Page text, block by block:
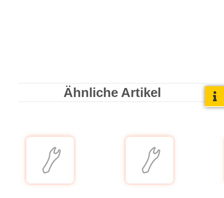
Ähnliche Artikel